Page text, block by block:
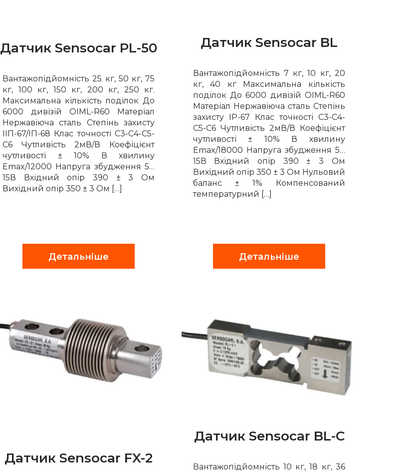
Датчик Sensocar PL-50
Вантажопідйомність 25 кг, 50 кг, 75
кг, 100 кг, 150 кг, 200 кг, 250 кг.
Максимальна кількість поділок До
6000 дивізій OIML-R60 Матеріал
Нержавіюча сталь Степінь захисту
IІП-67/ІП-68 Клас точності С3-С4-С5-
С6 Чутливість 2мВ/В Коефіцієнт
чутливості ± 10% В хвилину
Emax/12000 Напруга збудження 5…
15В Вхідний опір 390 ± 3 Ом
Вихідний опір 350 ± 3 Ом […]
Детальніше
Датчик Sensocar BL
Вантажопідйомність 7 кг, 10 кг, 20
кг, 40 кг Максимальна кількість
поділок До 6000 дивізій OIML-R60
Матеріал Нержавіюча сталь Степінь
захисту ІP-67 Клас точності С3-С4-
С5-С6 Чутливість 2мВ/В Коефіцієнт
чутливості ± 10% В хвилину
Emax/18000 Напруга збудження 5…
15В Вхідний опір 390 ± 3 Ом
Вихідний опір 350 ± 3 Ом Нульовий
баланс ± 1% Компенсований
температурний […]
Детальніше
Датчик Sensocar FX-2
Датчик Sensocar BL-C
Вантажопідйомність 10 кг, 18 кг, 36